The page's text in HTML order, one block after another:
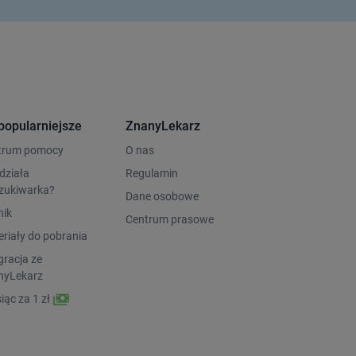
pomocy
do pobrania
ze
za 1 zł
ZnanyLekarz
O nas
Regulamin
Dane osobowe
Centrum prasowe